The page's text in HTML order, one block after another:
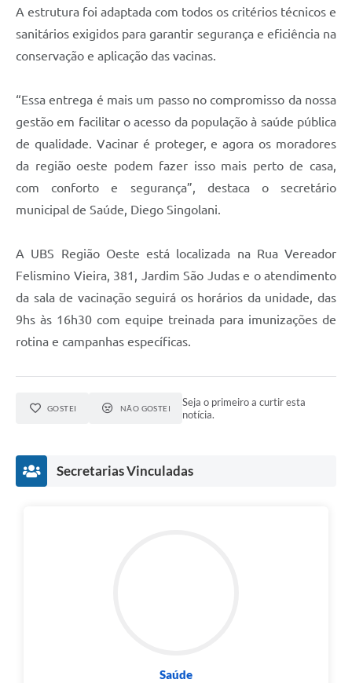
A estrutura foi adaptada com todos os critérios técnicos e
sanitários exigidos para garantir segurança e eficiência na
conservação e aplicação das vacinas.
“Essa entrega é mais um passo no compromisso da nossa
gestão em facilitar o acesso da população à saúde pública
de qualidade. Vacinar é proteger, e agora os moradores
da região oeste podem fazer isso mais perto de casa,
com conforto e segurança”, destaca o secretário
municipal de Saúde, Diego Singolani.
A UBS Região Oeste está localizada na Rua Vereador
Felismino Vieira, 381, Jardim São Judas e o atendimento
da sala de vacinação seguirá os horários da unidade, das
9hs às 16h30 com equipe treinada para imunizações de
rotina e campanhas específicas.
GOSTEI NÃO GOSTEI
Seja o primeiro a curtir esta
notícia.
Secretarias Vinculadas
Saúde